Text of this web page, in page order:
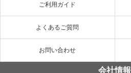
ご利用ガイド
よくあるご質問
お問い合わせ
会社情報